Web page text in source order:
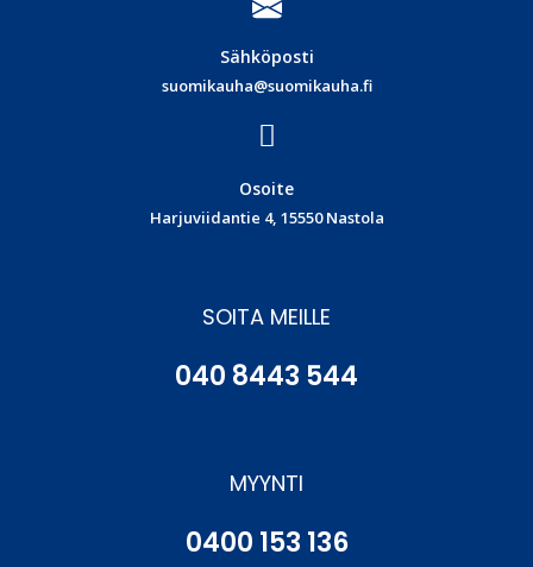
Sähköposti
suomikauha@suomikauha.fi
Osoite
Harjuviidantie 4, 15550 Nastola
SOITA MEILLE
040 8443 544
MYYNTI
0400 153 136